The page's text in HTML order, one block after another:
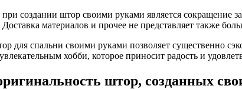
создании штор своими руками является
материалов и прочее не представляет также
для спальни своими руками позволяет существенно
хобби, которое приносит радость и
штор, созданных